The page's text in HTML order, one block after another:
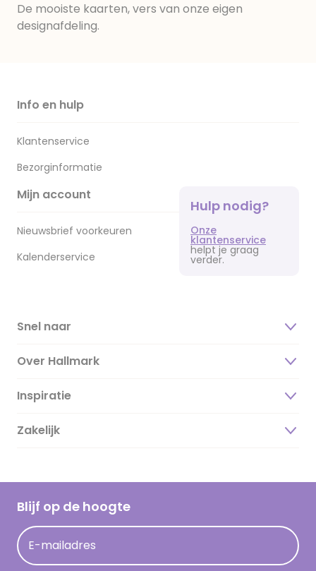
De mooiste kaarten, vers van onze eigen
designafdeling.
Info en hulp
Klantenservice
Bezorginformatie
Mijn account
Nieuwsbrief voorkeuren
Kalenderservice
Hulp nodig?
Onze
klantenservice
helpt je graag
verder.
Snel naar
Over Hallmark
Over ons
Duurzaamheid
Hallmark Kaartclub
Acties
Persberichten
Inspiratie
Magazine
Cadeau inspiratie
Kaartinspiratie
Zakelijk
Blijf op de hoogte
E-mailadres